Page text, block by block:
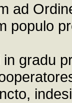
ad
populo
gradu